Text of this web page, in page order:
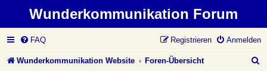
Wunderkommunikation Forum
FAQ Anmelden
Registrieren
Wunderkommunikation Website Foren-Übersicht